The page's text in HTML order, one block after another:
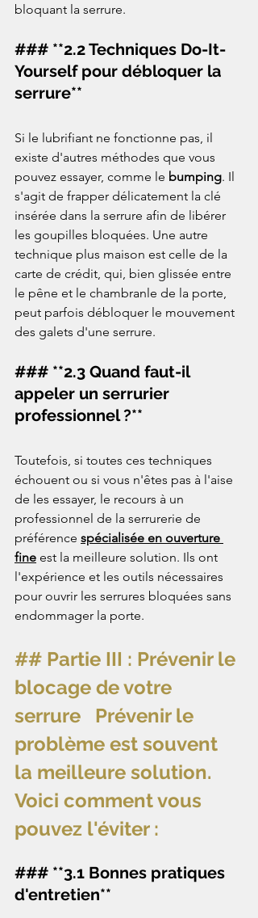
bloquant la serrure.
### **2.2 Techniques Do-It-
Yourself pour débloquer la
serrure**
Si le lubrifiant ne fonctionne pas, il
existe d'autres méthodes que vous
pouvez essayer, comme le bumping. Il
s'agit de frapper délicatement la clé
insérée dans la serrure afin de libérer
les goupilles bloquées. Une autre
technique plus maison est celle de la
carte de crédit, qui, bien glissée entre
le pêne et le chambranle de la porte,
peut parfois débloquer le mouvement
des galets d'une serrure.
### **2.3 Quand faut-il
appeler un serrurier
professionnel ?**
Toutefois, si toutes ces techniques
échouent ou si vous n'êtes pas à l'aise
de les essayer, le recours à un
professionnel de la serrurerie de
préférence spécialisée en ouverture
fine est la meilleure solution. Ils ont
l'expérience et les outils nécessaires
pour ouvrir les serrures bloquées sans
endommager la porte.
## Partie III : Prévenir le
blocage de votre
serrure   Prévenir le
problème est souvent
la meilleure solution.
Voici comment vous
pouvez l'éviter :
### **3.1 Bonnes pratiques
d'entretien**